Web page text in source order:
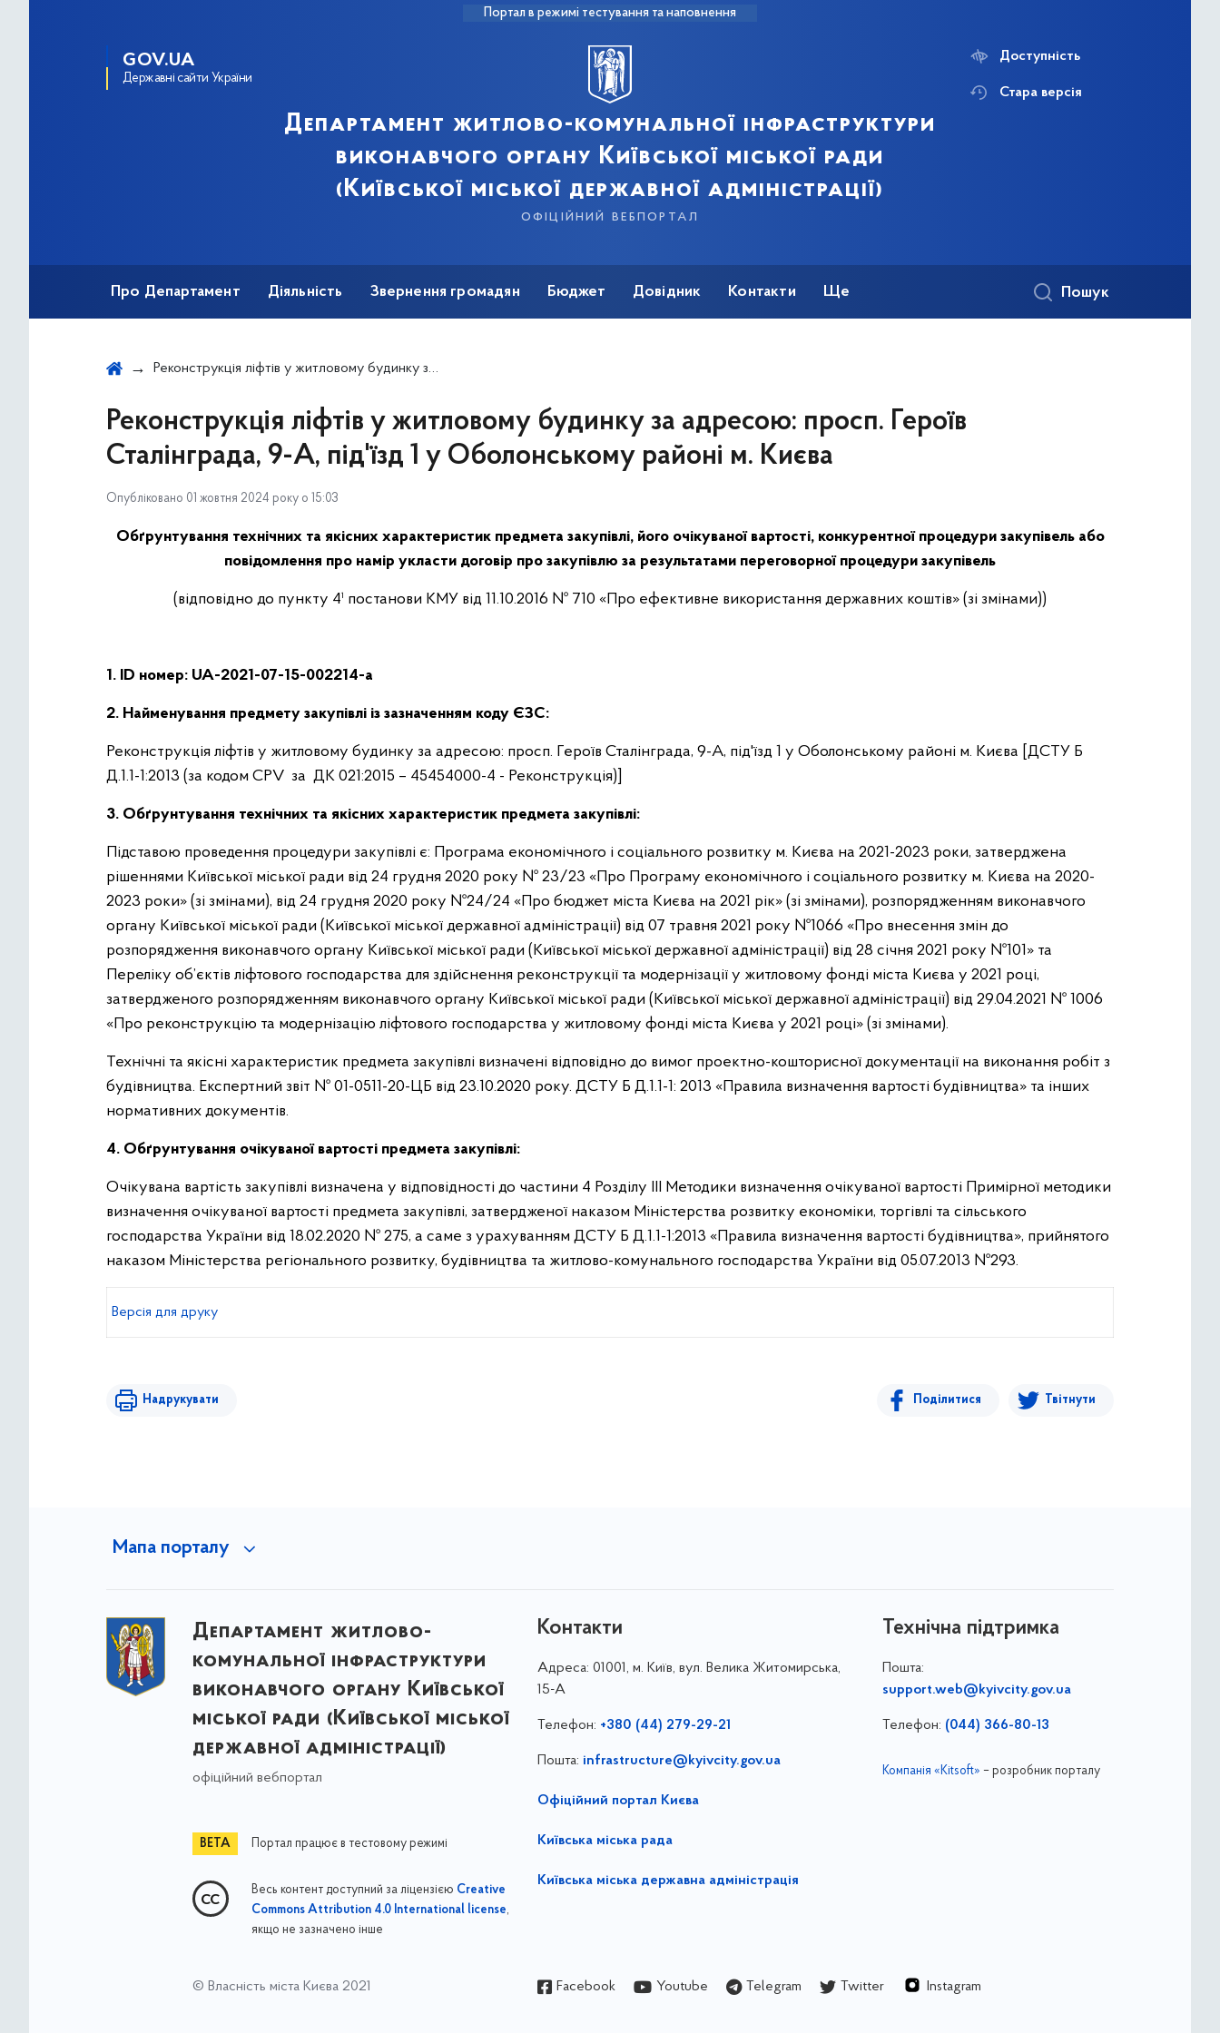
Портал в режимі тестування та наповнення
GOV.UA
Державні сайти України
Департамент житлово-комунальної інфраструктури
виконавчого органу Київської міської ради
(Київської міської державної адміністрації)
офіційний вебпортал
Доступність
Стара версія
Про Департамент Діяльність Звернення громадян Бюджет Довідник Контакти Ще Пошук
Реконструкція ліфтів у житловому будинку за адресою: просп. Героїв Сталінграда, 9-А, під'їзд 1 у Оболонському районі м. Києва
Реконструкція ліфтів у житловому будинку за адресою: просп. Героїв
Сталінграда, 9-А, під'їзд 1 у Оболонському районі м. Києва
Опубліковано 01 жовтня 2024 року о 15:03
Обґрунтування технічних та якісних характеристик предмета закупівлі, його очікуваної вартості, конкурентної процедури закупівель або
повідомлення про намір укласти договір про закупівлю за результатами переговорної процедури закупівель
(відповідно до пункту 4¹ постанови КМУ від 11.10.2016 № 710 «Про ефективне використання державних коштів» (зі змінами))
1. ID номер: UA-2021-07-15-002214-a
2. Найменування предмету закупівлі із зазначенням коду ЄЗС:
Реконструкція ліфтів у житловому будинку за адресою: просп. Героїв Сталінграда, 9-А, під'їзд 1 у Оболонському районі м. Києва [ДСТУ Б
Д.1.1-1:2013 (за кодом CPV за ДК 021:2015 – 45454000-4 - Реконструкція)]
3. Обґрунтування технічних та якісних характеристик предмета закупівлі:
Підставою проведення процедури закупівлі є: Програма економічного і соціального розвитку м. Києва на 2021-2023 роки, затверджена
рішеннями Київської міської ради від 24 грудня 2020 року № 23/23 «Про Програму економічного і соціального розвитку м. Києва на 2020-
2023 роки» (зі змінами), від 24 грудня 2020 року №24/24 «Про бюджет міста Києва на 2021 рік» (зі змінами), розпорядженням виконавчого
органу Київської міської ради (Київської міської державної адміністрації) від 07 травня 2021 року №1066 «Про внесення змін до
розпорядження виконавчого органу Київської міської ради (Київської міської державної адміністрації) від 28 січня 2021 року №101» та
Переліку об’єктів ліфтового господарства для здійснення реконструкції та модернізації у житловому фонді міста Києва у 2021 році,
затвердженого розпорядженням виконавчого органу Київської міської ради (Київської міської державної адміністрації) від 29.04.2021 № 1006
«Про реконструкцію та модернізацію ліфтового господарства у житловому фонді міста Києва у 2021 році» (зі змінами).
Технічні та якісні характеристик предмета закупівлі визначені відповідно до вимог проектно-кошторисної документації на виконання робіт з
будівництва. Експертний звіт № 01-0511-20-ЦБ від 23.10.2020 року. ДСТУ Б Д.1.1-1: 2013 «Правила визначення вартості будівництва» та інших
нормативних документів.
4. Обґрунтування очікуваної вартості предмета закупівлі:
Очікувана вартість закупівлі визначена у відповідності до частини 4 Розділу ІІІ Методики визначення очікуваної вартості Примірної методики
визначення очікуваної вартості предмета закупівлі, затвердженої наказом Міністерства розвитку економіки, торгівлі та сільського
господарства України від 18.02.2020 № 275, а саме з урахуванням ДСТУ Б Д.1.1-1:2013 «Правила визначення вартості будівництва», прийнятого
наказом Міністерства регіонального розвитку, будівництва та житлово-комунального господарства України від 05.07.2013 №293.
Версiя для друку
Надрукувати Поділитися Твітнути
Мапа порталу
Департамент житлово-
комунальної інфраструктури
виконавчого органу Київської
міської ради (Київської міської
державної адміністрації)
офіційний вебпортал
Портал працює в тестовому режимі
Весь контент доступний за ліцензією Creative
Commons Attribution 4.0 International license,
якщо не зазначено інше
Контакти
Адреса: 01001, м. Київ, вул. Велика Житомирська,
15-А
Телефон: +380 (44) 279-29-21
Пошта: infrastructure@kyivcity.gov.ua
Офіційний портал Києва
Київська міська рада
Київська міська державна адміністрація
Технічна підтримка
Пошта:
support.web@kyivcity.gov.ua
Телефон: (044) 366-80-13
Компанія «Kitsoft» – розробник порталу
© Власність міста Києва 2021 Facebook Youtube Telegram Twitter Instagram